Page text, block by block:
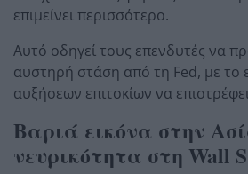
επιμείνει περισσότερο.
Αυτό οδηγεί τους επενδυτές να
αυστηρή στάση από τη Fed, με το
αυξήσεων επιτοκίων να
Βαριά εικόνα στην
νευρικότητα στη Wall